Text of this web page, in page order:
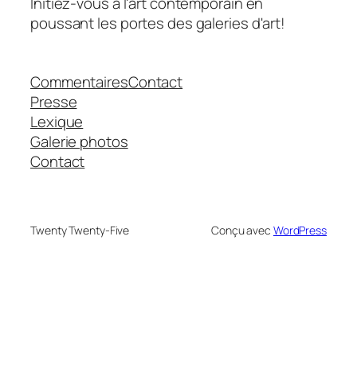
poussant les portes des galeries d'art!
Commentaires
Presse
Lexique
Galerie photos
Contact
Contact
Twenty Twenty-Five Conçu avec WordPress